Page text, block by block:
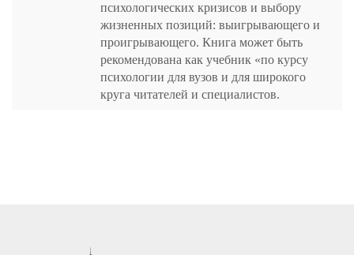
психологических кризисов и выбору
жизненных позиций: выигрывающего и
проигрывающего. Книга может быть
рекомендована как учебник «по курсу
психологии для вузов и для широкого
круга читателей и специалистов.